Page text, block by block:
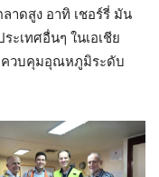
าดสูง อาทิ เชอร์รี่ มัน
ะเทศอื่นๆ ในเอเชีย
ควบคุมอุณหภูมิระดับ